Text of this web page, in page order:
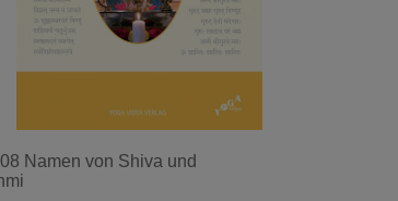
Namen von Shiva und